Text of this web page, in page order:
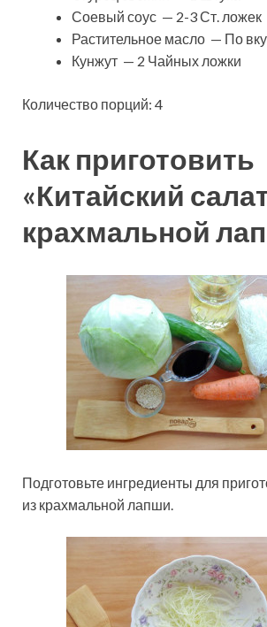
Соевый соус — 2-3 Ст. ложек
Растительное масло — По
Кунжут — 2 Чайных ложки
Количество порций: 4
Как приготовить
«Китайский
крахмальной
Подготовьте ингредиенты для
из крахмальной лапши.